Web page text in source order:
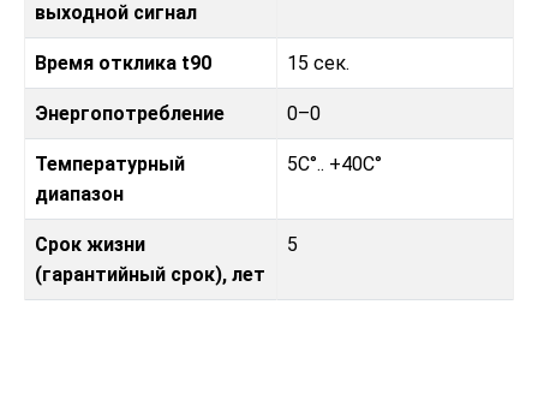
выходной сигнал
Время отклика t90 15 сек.
Энергопотребление 0–0
Температурный
диапазон
5C°.. +40C°
Срок жизни
(гарантийный срок), лет
5